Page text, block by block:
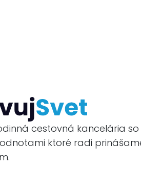
cestovná kancelária
ktoré radi